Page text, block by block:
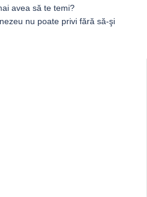
avea să te temi?
nu poate privi fără să-şi